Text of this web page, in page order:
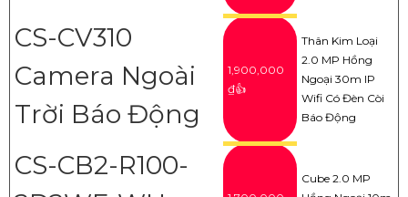
CS-CV310
Camera Ngoài
Trời Báo Động
1,900,000
₫👍
Thân Kim Loại
2.0 MP Hồng
Ngoại 30m IP
Wifi Có Đèn Còi
Báo Động
CS-CB2-R100-
Cube 2.0 MP